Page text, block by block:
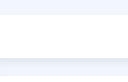
Tüm ÖSYM